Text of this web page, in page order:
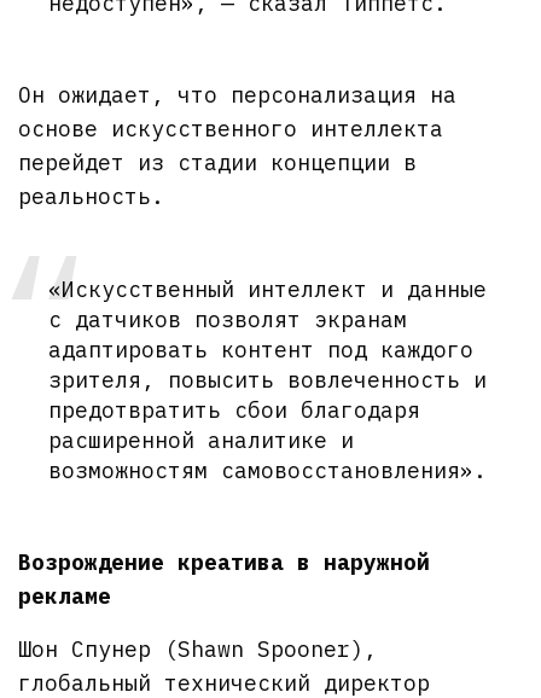
Он ожидает, что персонализация на
основе искусственного интеллекта
перейдет из стадии концепции в
реальность.
«Искусственный интеллект и данные
с датчиков позволят экранам
адаптировать контент под каждого
зрителя, повысить вовлеченность и
предотвратить сбои благодаря
расширенной аналитике и
возможностям самовосстановления».
Возрождение креатива в наружной
рекламе
Шон Спунер (Shawn Spooner),
глобальный технический директор